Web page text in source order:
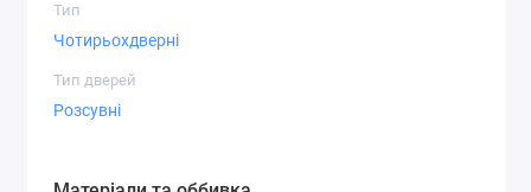
Тип
Чотирьохдверні
Тип дверей
Розсувні